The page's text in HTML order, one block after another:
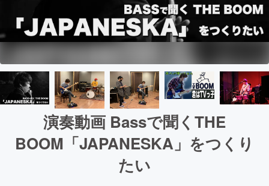
演奏動画 Bassで聞くTHE
BOOM「JAPANESKA」をつくり
たい